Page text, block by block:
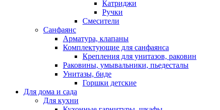
Катриджи
Ручки
Смесители
Санфаянс
Арматура, клапаны
Комплектующие для санфаянса
Крепления для унитазов, раковин
Раковины, умывальники, пьедесталы
Унитазы, биде
Горшки детские
Для дома и сада
Для кухни